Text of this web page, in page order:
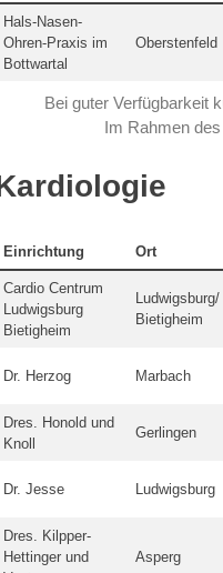
Hals-Nasen-
Ohren-Praxis im
Bottwartal
Oberstenfeld
Bei guter Verfügbarkeit
Im Rahmen
Einrichtung Ort
Cardio Centrum
Ludwigsburg
Bietigheim
Ludwigsburg/
Bietigheim
Dr. Herzog Marbach
Dres. Honold und
Knoll
Gerlingen
Dr. Jesse Ludwigsburg
Dres. Kilpper-
Hettinger und
Asperg